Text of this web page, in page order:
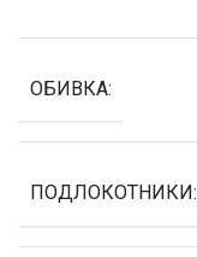
ОБИВКА:
ПОДЛОКОТНИКИ: